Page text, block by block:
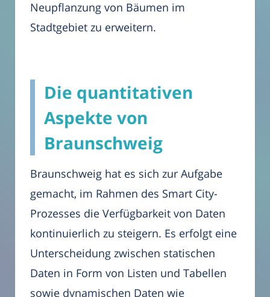
Neupflanzung von Bäumen im
Stadtgebiet zu erweitern.
Die quantitativen
Aspekte von
Braunschweig
Braunschweig hat es sich zur Aufgabe
gemacht, im Rahmen des Smart City-
Prozesses die Verfügbarkeit von Daten
kontinuierlich zu steigern. Es erfolgt eine
Unterscheidung zwischen statischen
Daten in Form von Listen und Tabellen
sowie dynamischen Daten wie